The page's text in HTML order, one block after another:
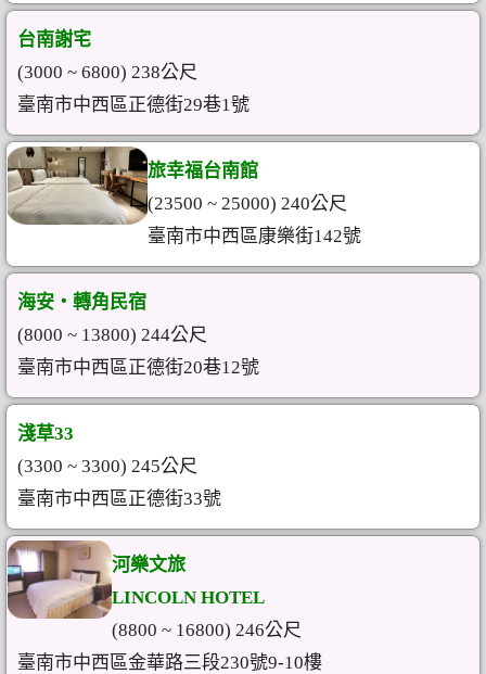
台南謝宅
(3000 ~ 6800) 238公尺
臺南市中西區正德街29巷1號
旅幸福台南館
(23500 ~ 25000) 240公尺
臺南市中西區康樂街142號
海安‧轉角民宿
(8000 ~ 13800) 244公尺
臺南市中西區正德街20巷12號
淺草33
(3300 ~ 3300) 245公尺
臺南市中西區正德街33號
河樂文旅
LINCOLN HOTEL
(8800 ~ 16800) 246公尺
臺南市中西區金華路三段230號9-10樓